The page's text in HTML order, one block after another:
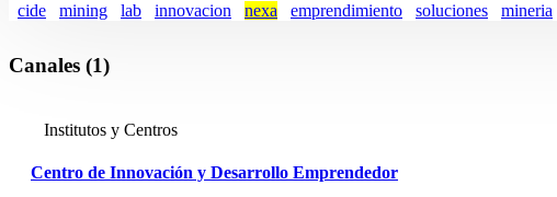
cide mining lab innovacion nexa emprendimiento soluciones mineria
Canales (1)
Institutos y Centros
Centro de Innovación y Desarrollo Emprendedor